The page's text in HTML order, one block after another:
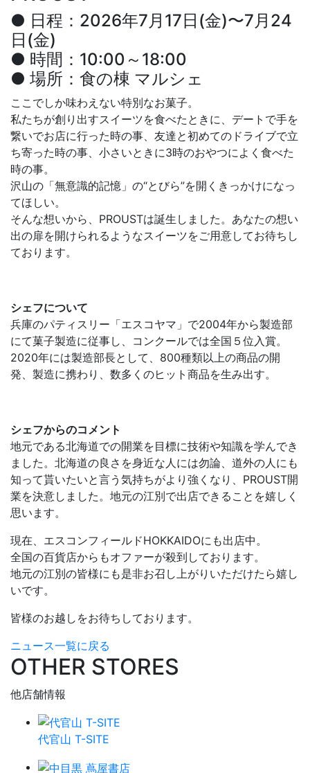
● 日程：2026年7月17日(金)〜7月24
日(金)
● 時間：10:00～18:00
● 場所：食の棟 マルシェ
ここでしか味わえない特別なお菓子。
私たちが創り出すスイーツを食べたときに、デートで手を
繋いでお店に行った時の事、友達と初めてのドライブで立
ち寄った時の事、小さいときに3時のおやつによく食べた
時の事。
沢山の「無意識的記憶」の“とびら”を開くきっかけになっ
てほしい。
そんな想いから、PROUSTは誕生しました。あなたの想い
出の扉を開けられるようなスイーツをご用意してお待ちし
ております。
シェフについて
兵庫のパティスリー「エスコヤマ」で2004年から製造部
にて菓子製造に従事し、コンクールでは全国５位入賞。
2020年には製造部長として、800種類以上の商品の開
発、製造に携わり、数多くのヒット商品を生み出す。
シェフからのコメント
地元である北海道での開業を目標に技術や知識を学んでき
ました。北海道の良さを身近な人には勿論、道外の人にも
知って貰いたいと言う気持ちがより強くなり、PROUST開
業を決意しました。地元の江別で出店できることを嬉しく
思います。
現在、エスコンフィールドHOKKAIDOにも出店中。
全国の百貨店からもオファーが殺到しております。
地元の江別の皆様にも是非お召し上がりいただけたら嬉し
いです。
皆様のお越しをお待ちしております。
ニュース一覧に戻る
OTHER STORES
他店舗情報
代官山 T-SITE